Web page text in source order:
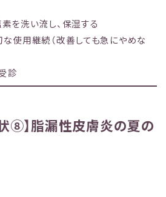
を洗い流し、保湿する
使用継続（改善しても急にやめな
診
⑧】脂漏性皮膚炎の夏の